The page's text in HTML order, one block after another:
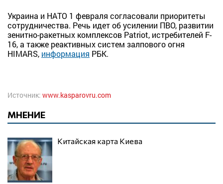
Украина и НАТО 1 февраля согласовали приоритеты
сотрудничества. Речь идет об усилении ПВО, развитии
зенитно-ракетных комплексов Patriot, истребителей F-
16, а также реактивных систем залпового огня
HIMARS, информация РБК.
Источник: www.kasparovru.com
МНЕНИЕ
Китайская карта Киева